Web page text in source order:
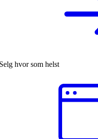
Selg hvor som helst